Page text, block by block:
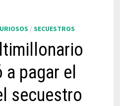
/ SECUESTROS
pagar el
secuestro